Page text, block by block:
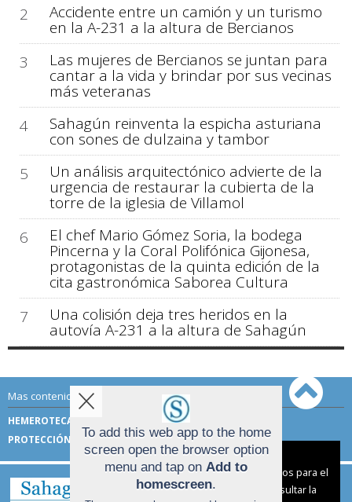
2
Accidente entre un camión y un turismo
en la A-231 a la altura de Bercianos
3
Las mujeres de Bercianos se juntan para
cantar a la vida y brindar por sus vecinas
más veteranas
4
Sahagún reinventa la espicha asturiana
con sones de dulzaina y tambor
5
Un análisis arquitectónico advierte de la
urgencia de restaurar la cubierta de la
torre de la iglesia de Villamol
6
El chef Mario Gómez Soria, la bodega
Pincerna y la Coral Polifónica Gijonesa,
protagonistas de la quinta edición de la
cita gastronómica Saborea Cultura
7
Una colisión deja tres heridos en la
autovía A-231 a la altura de Sahagún
Mas contenido de Sahagún Digital:
HEMEROTECA
TÉRMINOS DE USO
PROTECCIÓN DE DATOS
Aviso sobre el Uso de cookies:
Utilizamos cookies nuestras y de terceros para el
funcionamiento del digital. Puedes consultar la
To add this web app to the home
screen open the browser option
menu and tap on Add to
homescreen.